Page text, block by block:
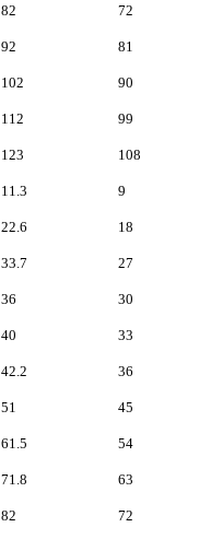
82 72
92 81
102 90
112 99
123 108
11.3 9
22.6 18
33.7 27
36 30
40 33
42.2 36
51 45
61.5 54
71.8 63
82 72